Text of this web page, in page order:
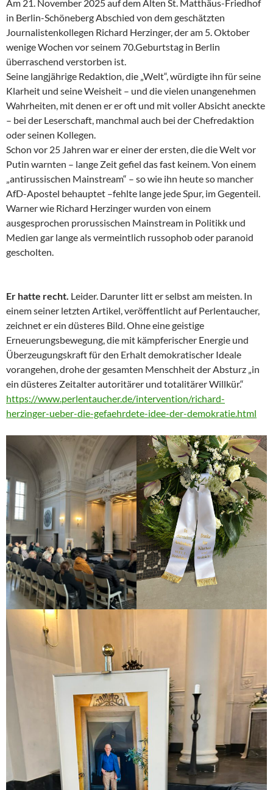
Am 21. November 2025 auf dem Alten St. Matthäus-Friedhof
in Berlin-Schöneberg Abschied von dem geschätzten
Journalistenkollegen Richard Herzinger, der am 5. Oktober
wenige Wochen vor seinem 70.Geburtstag in Berlin
überraschend verstorben ist.
Seine langjährige Redaktion, die „Welt“, würdigte ihn für seine
Klarheit und seine Weisheit – und die vielen unangenehmen
Wahrheiten, mit denen er er oft und mit voller Absicht aneckte
– bei der Leserschaft, manchmal auch bei der Chefredaktion
oder seinen Kollegen.
Schon vor 25 Jahren war er einer der ersten, die die Welt vor
Putin warnten – lange Zeit gefiel das fast keinem. Von einem
„antirussischen Mainstream“ – so wie ihn heute so mancher
AfD-Apostel behauptet –fehlte lange jede Spur, im Gegenteil.
Warner wie Richard Herzinger wurden von einem
ausgesprochen prorussischen Mainstream in Politikk und
Medien gar lange als vermeintlich russophob oder paranoid
gescholten.
Er hatte recht. Leider. Darunter litt er selbst am meisten. In
einem seiner letzten Artikel, veröffentlicht auf Perlentaucher,
zeichnet er ein düsteres Bild. Ohne eine geistige
Erneuerungsbewegung, die mit kämpferischer Energie und
Überzeugungskraft für den Erhalt demokratischer Ideale
vorangehen, drohe der gesamten Menschheit der Absturz „in
ein düsteres Zeitalter autoritärer und totalitärer Willkür.“
https://www.perlentaucher.de/intervention/richard-
herzinger-ueber-die-gefaehrdete-idee-der-demokratie.html